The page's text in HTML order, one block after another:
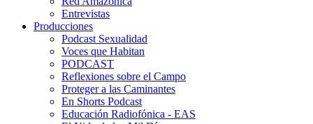
Entrevistas
Producciones
Podcast Sexualidad
Voces que Habitan
PODCAST
Reflexiones sobre el Campo
Proteger a las Caminantes
En Shorts Podcast
Educación Radiofónica - EAS